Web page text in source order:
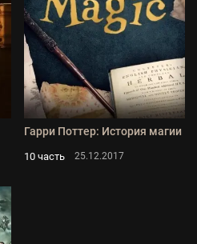
Гарри Поттер: История магии
10 часть 25.12.2017